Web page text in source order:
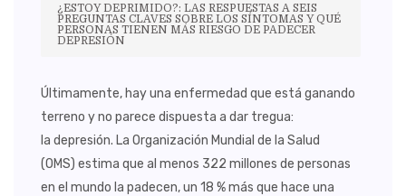
¿ESTOY DEPRIMIDO?: LAS RESPUESTAS A SEIS
PREGUNTAS CLAVES SOBRE LOS SÍNTOMAS Y QUÉ
PERSONAS TIENEN MÁS RIESGO DE PADECER
DEPRESIÓN
Últimamente, hay una enfermedad que está ganando
terreno y no parece dispuesta a dar tregua:
la depresión. La Organización Mundial de la Salud
(OMS) estima que al menos 322 millones de personas
en el mundo la padecen, un 18 % más que hace una